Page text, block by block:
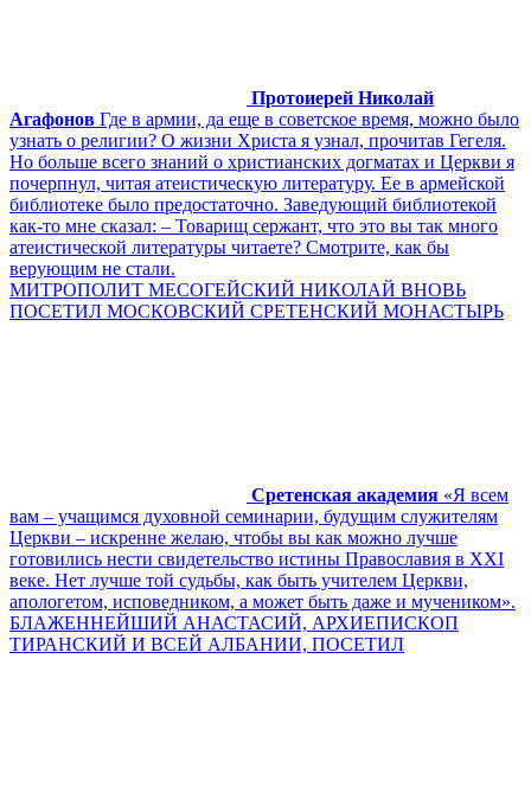
Протоиерей Николай
Агафонов Где в армии, да еще в советское время, можно было
узнать о религии? О жизни Христа я узнал, прочитав Гегеля.
Но больше всего знаний о христианских догматах и Церкви я
почерпнул, читая атеистическую литературу. Ее в армейской
библиотеке было предостаточно. Заведующий библиотекой
как-то мне сказал: – Товарищ сержант, что это вы так много
атеистической литературы читаете? Смотрите, как бы
верующим не стали.
МИТРОПОЛИТ МЕСОГЕЙСКИЙ НИКОЛАЙ ВНОВЬ
ПОСЕТИЛ МОСКОВСКИЙ СРЕТЕНСКИЙ МОНАСТЫРЬ
Сретенская академия «Я всем
вам – учащимся духовной семинарии, будущим служителям
Церкви – искренне желаю, чтобы вы как можно лучше
готовились нести свидетельство истины Православия в XXI
веке. Нет лучше той судьбы, как быть учителем Церкви,
апологетом, исповедником, а может быть даже и мучеником».
БЛАЖЕННЕЙШИЙ АНАСТАСИЙ, АРХИЕПИСКОП
ТИРАНСКИЙ И ВСЕЙ АЛБАНИИ, ПОСЕТИЛ